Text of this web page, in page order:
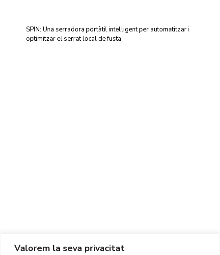
Valorem la seva privacitat
SPIN: Una serradora portàtil intel·ligent per automatitzar i
optimitzar el serrat local de fusta
CONTACTE